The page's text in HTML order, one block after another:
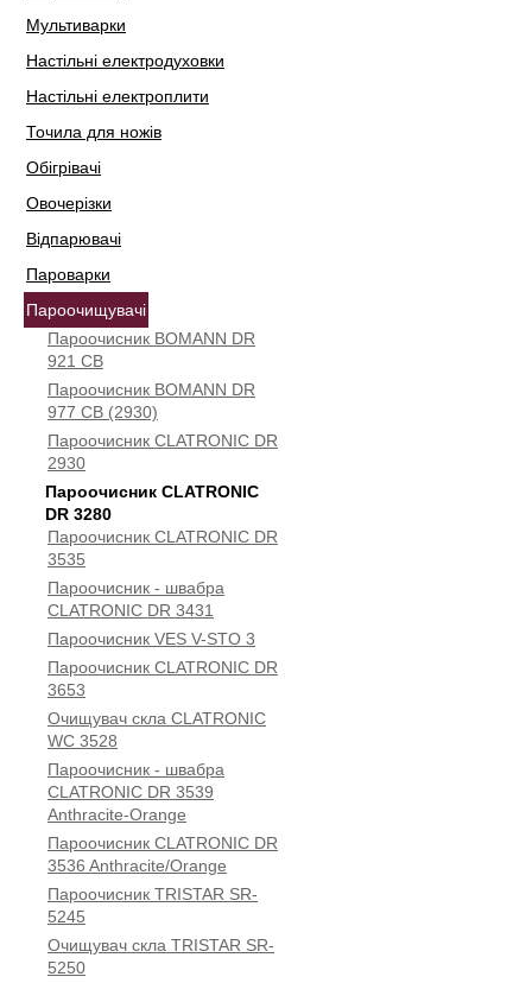
Мультиварки
Настільні електродуховки
Настільні електроплити
Точила для ножів
Обігрівачі
Овочерізки
Відпарювачі
Пароварки
Пароочищувачі
Пароочисник BOMANN DR
921 CB
Пароочисник BOMANN DR
977 CB (2930)
Пароочисник CLATRONIC DR
2930
Пароочисник CLATRONIC
DR 3280
Пароочисник CLATRONIC DR
3535
Пароочисник - швабра
CLATRONIC DR 3431
Пароочисник VES V-STO 3
Пароочисник CLATRONIC DR
3653
Очищувач скла CLATRONIC
WC 3528
Пароочисник - швабра
CLATRONIC DR 3539
Anthracite-Orange
Пароочисник CLATRONIC DR
3536 Anthracite/Orange
Пароочисник TRISTAR SR-
5245
Очищувач скла TRISTAR SR-
5250